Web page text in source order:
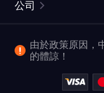
網頁擷取 API
視頻下載 API
ProxySite
市場研究
爬行和索引
查看所有使用案例
常見問題解答
位置
公司
企業服務
反洗錢合規計劃
由於政策原因，
的體諒！